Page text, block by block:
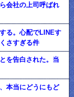
会社の上司呼ばれ
る。心配でLINEす
さすぎる件
を告白された。当
本当にどうにもど